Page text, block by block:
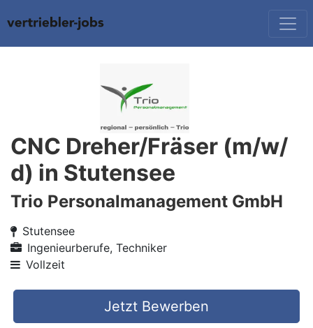
CNC Dreher/Fräser (m/w/
d) in Stutensee
Trio Personalmanagement GmbH
Stutensee
Ingenieurberufe, Techniker
Vollzeit
Jetzt Bewerben